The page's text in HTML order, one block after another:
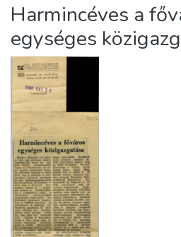
About us
Harmincéves a
egységes